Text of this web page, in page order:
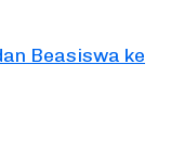
Beasiswa ke